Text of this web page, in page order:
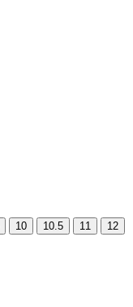
10 10.5 11
12